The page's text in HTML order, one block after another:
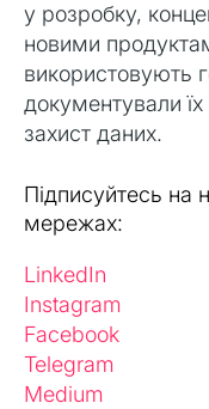
у розробку,
новими
використовують
документували їх
захист даних.
Підписуйтесь на
мережах:
LinkedIn
Instagram
Facebook
Telegram
Medium